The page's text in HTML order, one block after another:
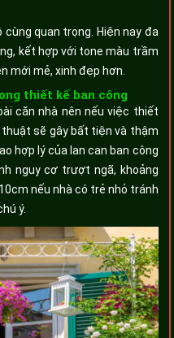
quan trọng. Hiện nay đa
kết hợp với tone màu trầm
mới mẻ, xinh đẹp hơn.
thiết kế ban công
căn nhà nên nếu việc thiết
thuật sẽ gây bất tiện và thậm
hợp lý của lan can ban công
nguy cơ trượt ngã, khoảng
nếu nhà có trẻ nhỏ tránh
ý.